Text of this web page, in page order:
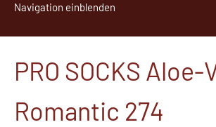
Navigation einblenden
PRO SOCKS Aloe-
Romantic 274